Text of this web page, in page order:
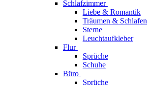
Schlafzimmer
Liebe & Romantik
Träumen & Schlafen
Sterne
Leuchtaufkleber
Flur
Sprüche
Schuhe
Büro
Sprüche